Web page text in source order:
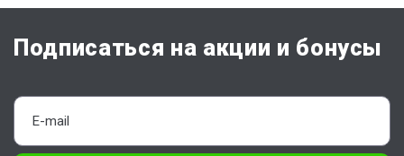
Подписаться на акции и бонусы